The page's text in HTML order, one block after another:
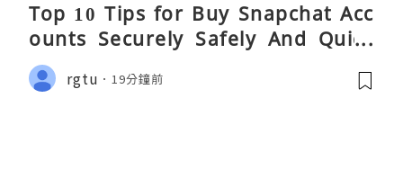
Top 10 Tips for Buy Snapchat Acc
ounts Securely Safely And Quick
y....
rgtu 19分鐘前